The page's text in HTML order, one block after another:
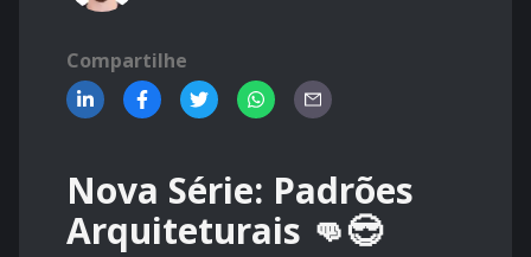
Compartilhe
Nova Série: Padrões
Arquiteturais 👊😎